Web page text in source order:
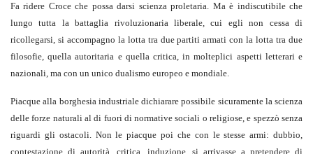
Fa ridere Croce che possa darsi scienza proletaria. Ma è indiscutibile che
lungo tutta la battaglia rivoluzionaria liberale, cui egli non cessa di
ricollegarsi, si accompagno la lotta tra due partiti armati con la lotta tra due
filosofie, quella autoritaria e quella critica, in molteplici aspetti letterari e
nazionali, ma con un unico dualismo europeo e mondiale.
Piacque alla borghesia industriale dichiarare possibile sicuramente la scienza
delle forze naturali al di fuori di normative sociali o religiose, e spezzò senza
riguardi gli ostacoli. Non le piacque poi che con le stesse armi: dubbio,
contestazione di autorità, critica, induzione, si arrivasse a pretendere di